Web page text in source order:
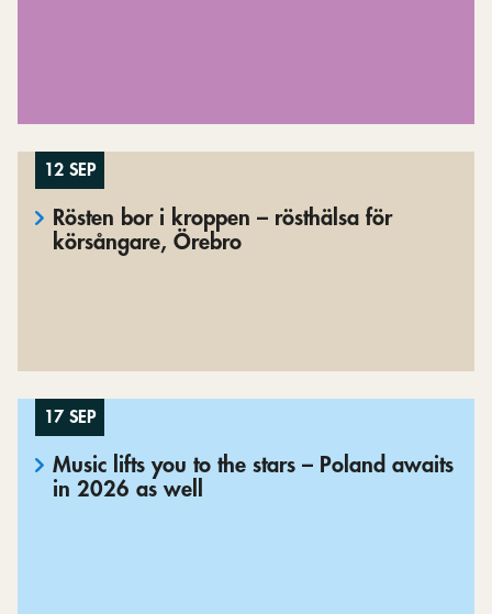
12 SEP
Rösten bor i kroppen – rösthälsa för
körsångare, Örebro
17 SEP
Music lifts you to the stars – Poland awaits
in 2026 as well